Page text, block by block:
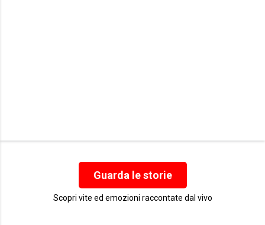
Guarda le storie
Scopri vite ed emozioni raccontate dal vivo